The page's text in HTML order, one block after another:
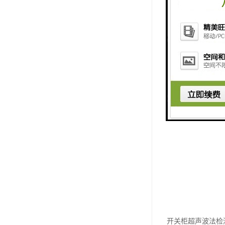
开关柜超声波法检